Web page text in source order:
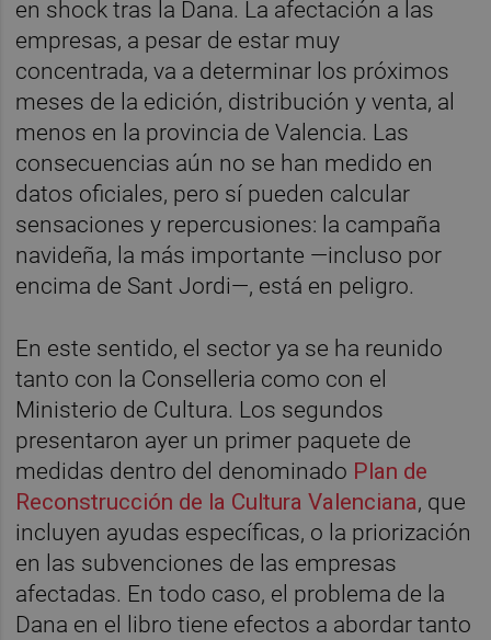
en shock tras la Dana. La afectación a las
empresas, a pesar de estar muy
concentrada, va a determinar los próximos
meses de la edición, distribución y venta, al
menos en la provincia de Valencia. Las
consecuencias aún no se han medido en
datos oficiales, pero sí pueden calcular
sensaciones y repercusiones: la campaña
navideña, la más importante —incluso por
encima de Sant Jordi—, está en peligro.
En este sentido, el sector ya se ha reunido
tanto con la Conselleria como con el
Ministerio de Cultura. Los segundos
presentaron ayer un primer paquete de
medidas dentro del denominado Plan de
Reconstrucción de la Cultura Valenciana, que
incluyen ayudas específicas, o la priorización
en las subvenciones de las empresas
afectadas. En todo caso, el problema de la
Dana en el libro tiene efectos a abordar tanto